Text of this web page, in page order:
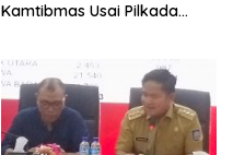
Kamtibmas Usai Pilkada